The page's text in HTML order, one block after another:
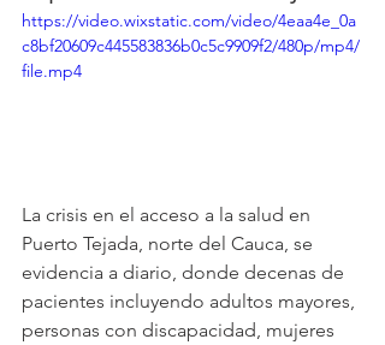
https://video.wixstatic.com/video/4eaa4e_0a
c8bf20609c445583836b0c5c9909f2/480p/mp4/
file.mp4
La crisis en el acceso a la salud en
Puerto Tejada, norte del Cauca, se
evidencia a diario, donde decenas de
pacientes incluyendo adultos mayores,
personas con discapacidad, mujeres